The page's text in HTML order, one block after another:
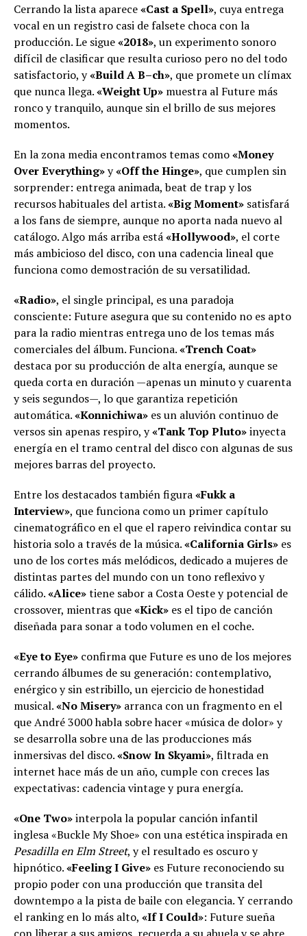
Cerrando la lista aparece«Cast a Spell», cuya entrega
vocal en un registro casi de falsete choca con la
producción. Le sigue«2018», un experimento sonoro
difícil de clasificar que resulta curioso pero no del todo
satisfactorio, y«Build A B–ch», que promete un clímax
que nunca llega.«Weight Up» muestra al Future más
ronco y tranquilo, aunque sin el brillo de sus mejores
momentos.
En la zona media encontramos temas como«Money
Over Everything»y«Off the Hinge», que cumplen sin
sorprender: entrega animada, beat de trap y los
recursos habituales del artista.«Big Moment» satisfará
a los fans de siempre, aunque no aporta nada nuevo al
catálogo. Algo más arriba está«Hollywood», el corte
más ambicioso del disco, con una cadencia lineal que
funciona como demostración de su versatilidad.
«Radio», el single principal, es una paradoja
consciente: Future asegura que su contenido no es apto
para la radio mientras entrega uno de los temas más
comerciales del álbum. Funciona.«Trench Coat»
destaca por su producción de alta energía, aunque se
queda corta en duración —apenas un minuto y cuarenta
y seis segundos—, lo que garantiza repetición
automática.«Konnichiwa» es un aluvión continuo de
versos sin apenas respiro, y«Tank Top Pluto»inyecta
energía en el tramo central del disco con algunas de sus
mejores barras del proyecto.
Entre los destacados también figura«Fukk a
Interview», que funciona como un primer capítulo
cinematográfico en el que el rapero reivindica contar su
historia solo a través de la música.«California Girls» es
uno de los cortes más melódicos, dedicado a mujeres de
distintas partes del mundo con un tono reflexivo y
cálido.«Alice»tiene sabor a Costa Oeste y potencial de
crossover, mientras que«Kick» es el tipo de canción
diseñada para sonar a todo volumen en el coche.
«Eye to Eye» confirma que Future es uno de los mejores
cerrando álbumes de su generación: contemplativo,
enérgico y sin estribillo, un ejercicio de honestidad
musical.«No Misery» arranca con un fragmento en el
que André 3000 habla sobre hacer «música de dolor» y
se desarrolla sobre una de las producciones más
inmersivas del disco.«Snow In Skyami», filtrada en
internet hace más de un año, cumple con creces las
expectativas: cadencia vintage y pura energía.
«One Two»interpola la popular canción infantil
inglesa «Buckle My Shoe» con una estética inspirada en
Pesadilla en Elm Street, y el resultado es oscuro y
hipnótico.«Feeling I Give» es Future reconociendo su
propio poder con una producción que transita del
downtempo a la pista de baile con elegancia. Y cerrando
el ranking en lo más alto, «If I Could»: Future sueña